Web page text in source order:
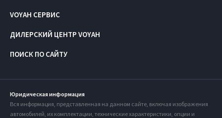
ПОИСК ПО САЙТУ
VOYAH СЕРВИС
ДИЛЕРСКИЙ ЦЕНТР VOYAH
Юридическая информация
Вся информация, представленная на данном сайте, включая изображения
автомобилей, их комплектации, технические характеристики, опции и